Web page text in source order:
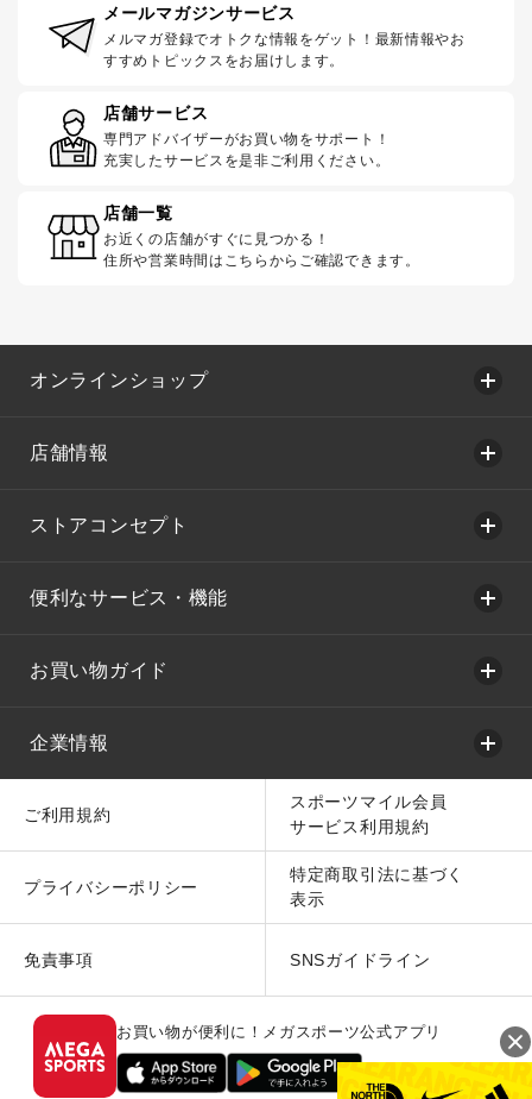
メールマガジンサービス
メルマガ登録でオトクな情報をゲット！最新情報やお
すすめトピックスをお届けします。
店舗サービス
専門アドバイザーがお買い物をサポート！
充実したサービスを是非ご利用ください。
店舗一覧
お近くの店舗がすぐに見つかる！
住所や営業時間はこちらからご確認できます。
オンラインショップ
店舗情報
ストアコンセプト
便利なサービス・機能
お買い物ガイド
企業情報
ご利用規約
スポーツマイル会員
サービス利用規約
プライバシーポリシー
特定商取引法に基づく
表示
免責事項 SNSガイドライン
お買い物が便利に！メガスポーツ公式アプリ